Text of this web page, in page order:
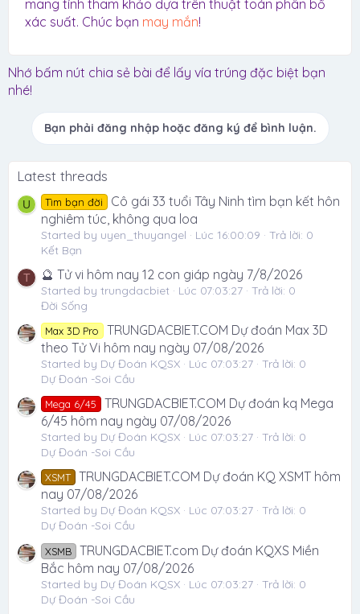
mang tính tham khảo dựa trên thuật toán phân bổ
xác suất. Chúc bạn may mắn!
Nhớ bấm nút chia sẻ bài để lấy vía trúng đặc biệt bạn
nhé!
Bạn phải đăng nhập hoặc đăng ký để bình luận.
Latest threads
U Tìm bạn đời
Cô gái 33 tuổi Tây Ninh tìm bạn kết hôn
nghiêm túc, không qua loa
Started by uyen_thuyangel Lúc 16:00:09
Trả lời: 0
Kết Bạn
T 🔮 Tử vi hôm nay 12 con giáp ngày 7/8/2026
Started by trungdacbiet Lúc 07:03:27
Trả lời: 0
Đời Sống
Max 3D Pro
TRUNGDACBIET.COM Dự đoán Max 3D
theo Tử Vi hôm nay ngày 07/08/2026
Started by Dự Đoán KQSX Lúc 07:03:27
Trả lời: 0
Dự Đoán -Soi Cầu
Mega 6/45
TRUNGDACBIET.COM Dự đoán kq Mega
6/45 hôm nay ngày 07/08/2026
Started by Dự Đoán KQSX Lúc 07:03:27
Trả lời: 0
Dự Đoán -Soi Cầu
XSMT TRUNGDACBIET.COM Dự đoán KQ XSMT hôm
nay 07/08/2026
Started by Dự Đoán KQSX Lúc 07:03:27
Trả lời: 0
Dự Đoán -Soi Cầu
XSMB
TRUNGDACBIET.com Dự đoán KQXS Miền
Bắc hôm nay 07/08/2026
Started by Dự Đoán KQSX Lúc 07:03:27
Trả lời: 0
Dự Đoán -Soi Cầu